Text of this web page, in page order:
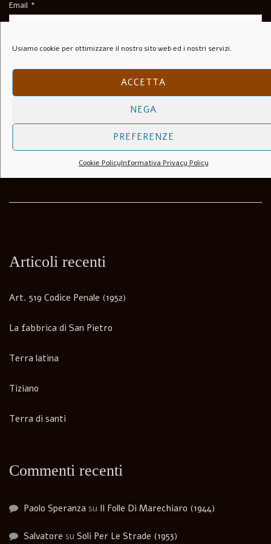
Usiamo cookie per ottimizzare il nostro sito web ed i nostri servizi.
ACCETTA
NEGA
PREFERENZE
Cookie PolicyInformativa Privacy Policy
Email *
Articoli recenti
Art. 519 Codice Penale (1952)
La fabbrica di San Pietro
Terra latina
Tiziano
Terra di santi
Commenti recenti
Paolo Speranza su Il Folle Di Marechiaro (1944)
Salvatore su Soli Per Le Strade (1953)